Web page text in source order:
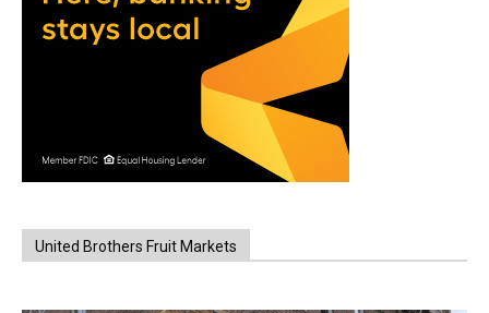
United Brothers Fruit Markets